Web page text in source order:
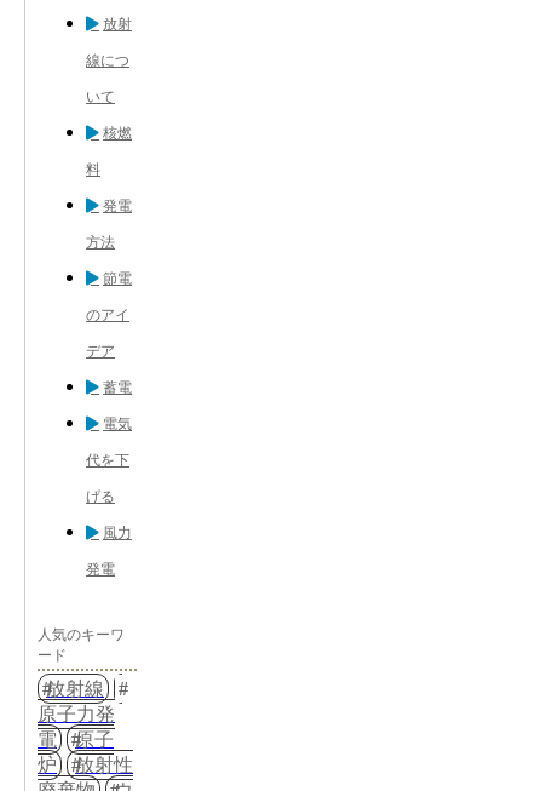
放射
線につ
いて
核燃
料
発電
方法
節電
のアイ
デア
蓄電
電気
代を下
げる
風力
発電
人気のキーワ
ード
放射線
原子力発
電
原子
炉
放射性